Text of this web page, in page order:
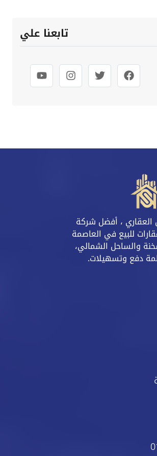
تابعنا علي
العقاري ، أفضل شركة
للبيع في العاصمة
والساحل الشمالي،
دفع وتسهيلات.